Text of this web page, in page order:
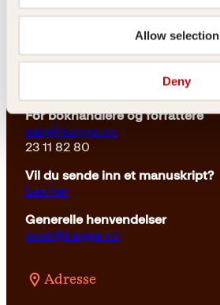
Allow selection
Deny
Kundeservice nettbutikk
For bokhandlere og forfattere
salg@kagge.no
23 11 82 80
Vil du sende inn et manuskript?
Les her
Generelle henvendelser
post@kagge.no
Adresse